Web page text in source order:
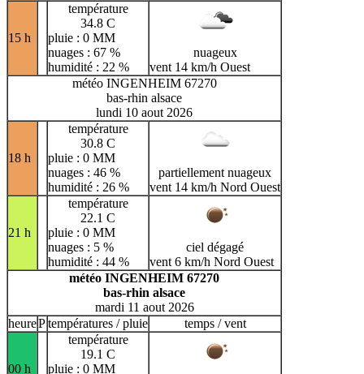
15 h
température
34.8 C
pluie : 0 MM
nuages : 67 %
humidité : 22 %
nuageux
vent 14 km/h Ouest
météo INGENHEIM 67270
bas-rhin alsace
lundi 10 aout 2026
18 h
température
30.8 C
pluie : 0 MM
nuages : 46 %
humidité : 26 %
partiellement nuageux
vent 14 km/h Nord Ouest
21 h
température
22.1 C
pluie : 0 MM
nuages : 5 %
humidité : 44 %
ciel dégagé
vent 6 km/h Nord Ouest
météo INGENHEIM 67270
bas-rhin alsace
mardi 11 aout 2026
heurePtempératures / pluie temps / vent
00 h
température
19.1 C
pluie : 0 MM